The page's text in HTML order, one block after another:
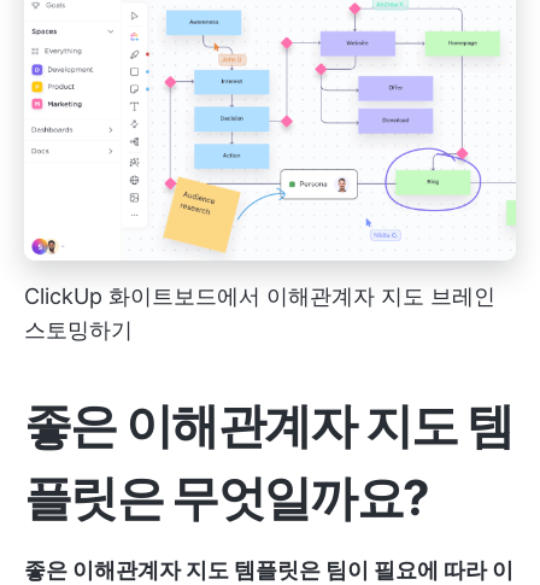
ClickUp 화이트보드에서 이해관계자 지도 브레인
스토밍하기
좋은 이해관계자 지도 템
플릿은 무엇일까요?
좋은 이해관계자 지도 템플릿은 팀이 필요에 따라 이